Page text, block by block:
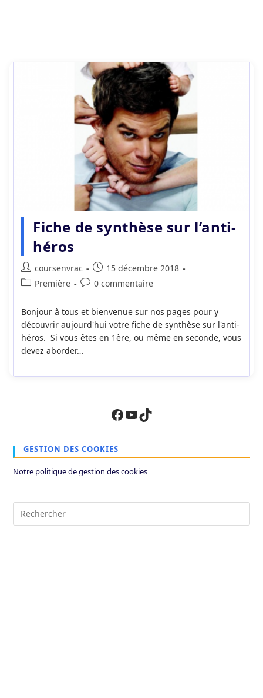
Fiche de synthèse sur l’anti-
héros
Auteur/autrice
de
coursenvrac
Publication
publiée :
15 décembre 2018
PostPremière
Commentaires
la
publication :
0 commentaire
Bonjour à tous et bienvenue sur nos pages pour y
découvrir aujourd'hui votre fiche de synthèse sur l'anti-
héros. Si vous êtes en 1ère, ou même en seconde, vous
devez aborder…
Facebook
YouTube
TikTok
GESTION DES COOKIES
Notre politique de gestion des cookies